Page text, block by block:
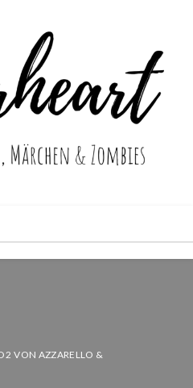
2 VON AZZARELLO &